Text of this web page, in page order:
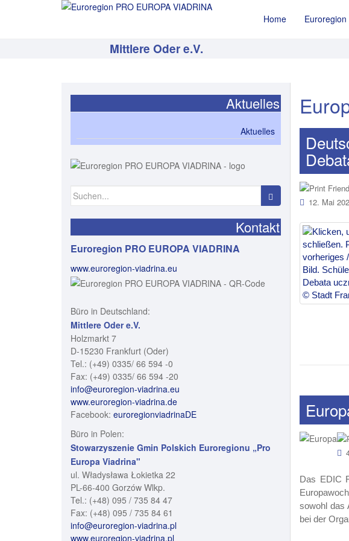
Home Euroregion
Mittlere Oder e.V.
12. Mai
Das EDIC
sowohl das
bei der
Aktuelles
Aktuelles
Suchen
Kontakt
Euroregion PRO EUROPA VIADRINA
www.euroregion-viadrina.eu
Büro in Deutschland:
Mittlere Oder e.V.
Holzmarkt 7
D-15230 Frankfurt (Oder)
Tel.: (+49) 0335/ 66 594 -0
Fax: (+49) 0335/ 66 594 -20
info@euroregion-viadrina.eu
www.euroregion-viadrina.de
Facebook: euroregionviadrinaDE
Büro in Polen:
Stowarzyszenie Gmin Polskich Euroregionu „Pro
Europa Viadrina"
ul. Władysława Łokietka 22
PL-66-400 Gorzów Wlkp.
Tel.: (+48) 095 / 735 84 47
Fax: (+48) 095 / 735 84 61
info@euroregion-viadrina.pl
www.euroregion-viadrina.pl